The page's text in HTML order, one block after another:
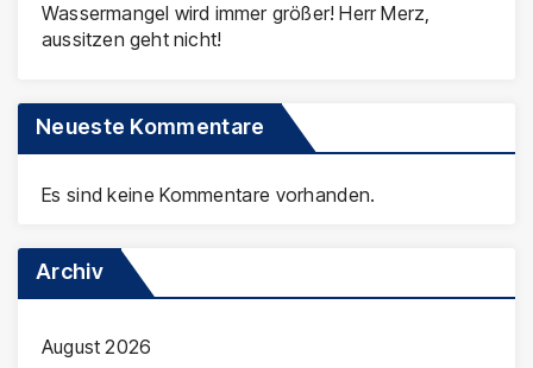
Wassermangel wird immer größer! Herr Merz,
aussitzen geht nicht!
Neueste Kommentare
Es sind keine Kommentare vorhanden.
Archiv
August 2026